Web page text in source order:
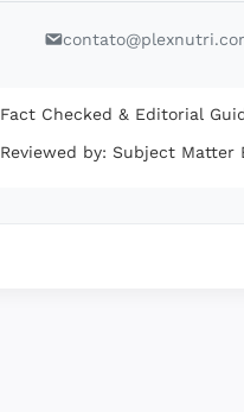
Fact Checked & Editorial
Reviewed by: Subject Matter